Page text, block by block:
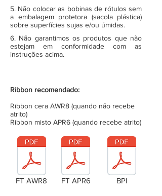
5. Não colocar as bobinas de rótulos sem
a embalagem protetora (sacola plástica)
sobre superfícies sujas e/ou úmidas.
6. Não garantimos os produtos que não
estejam em conformidade com as
instruções acima.
Ribbon recomendado:
Ribbon cera AWR8 (quando não recebe
atrito)
Ribbon misto APR6 (quando recebe atrito)
FT AWR8 FT APR6 BPI